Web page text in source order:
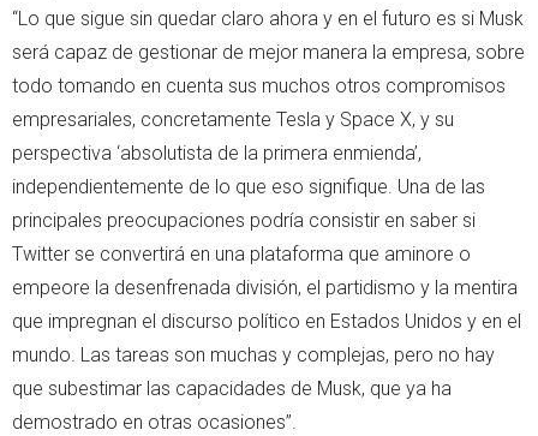
“Lo que sigue sin quedar claro ahora y en el futuro es si Musk
será capaz de gestionar de mejor manera la empresa, sobre
todo tomando en cuenta sus muchos otros compromisos
empresariales, concretamente Tesla y Space X, y su
perspectiva ‘absolutista de la primera enmienda’,
independientemente de lo que eso signifique. Una de las
principales preocupaciones podría consistir en saber si
Twitter se convertirá en una plataforma que aminore o
empeore la desenfrenada división, el partidismo y la mentira
que impregnan el discurso político en Estados Unidos y en el
mundo. Las tareas son muchas y complejas, pero no hay
que subestimar las capacidades de Musk, que ya ha
demostrado en otras ocasiones”.